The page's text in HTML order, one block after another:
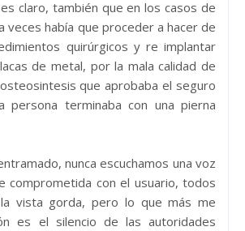
claro, también que en los casos de
veces había que proceder a hacer de
quirúrgicos y re implantar
de metal, por la mala calidad de
que aprobaba el seguro
persona terminaba con una pierna
nunca escuchamos una voz
comprometida con el usuario, todos
vista gorda, pero lo que más me
es el silencio de las autoridades